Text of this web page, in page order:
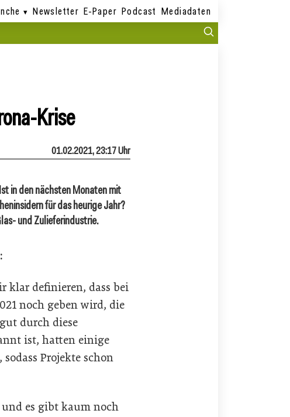
Newsletter E-Paper Podcast Mediadaten
Krise
01.02.2021, 23:17 Uhr
in den nächsten Monaten mit
für das heurige Jahr?
und Zulieferindustrie.
klar definieren, dass bei
noch geben wird, die
durch diese
ist, hatten einige
Projekte schon
es gibt kaum noch